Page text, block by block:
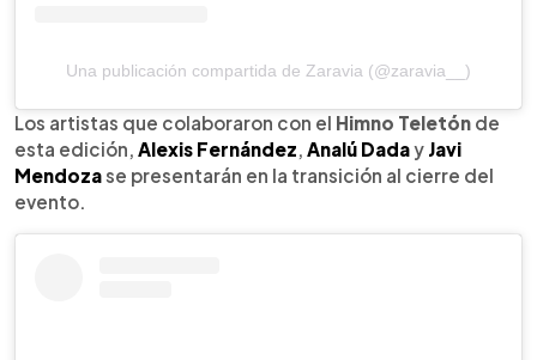
Una publicación compartida de Zaravia (@zaravia__)
Los artistas que colaboraron con el Himno Teletón de
esta edición, Alexis Fernández Analú Daday Javi
Mendozase presentarán en la transición al cierre del
evento.